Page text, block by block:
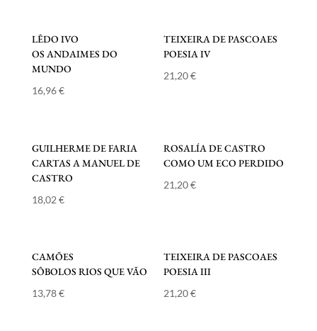
LÊDO IVO
OS ANDAIMES DO
MUNDO
16,96€
TEIXEIRA DE PASCOAES
POESIA IV
21,20€
GUILHERME DE FARIA
CARTAS A MANUEL DE
CASTRO
18,02 €
ROSALÍA DE CASTRO
COMO UM ECO PERDIDO
21,20€
CAMÕES
SÔBOLOS RIOS QUE VÃO
13,78€
TEIXEIRA DE PASCOAES
POESIA III
21,20€